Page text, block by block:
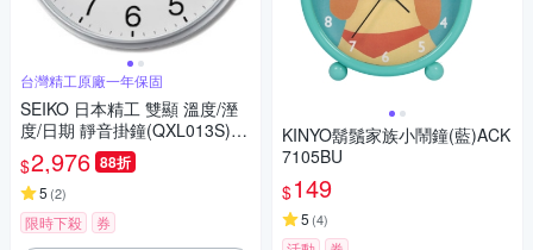
台灣精工原廠一年保固
SEIKO 日本精工 雙顯 溫度/溼
度/日期 靜音掛鐘(QXL013S)-
白/33cm
$2,976 88折
5 (2)
限時下殺 券
KINYO鬍鬚家族小鬧鐘(藍)ACK
7105BU
$149
5 (4)